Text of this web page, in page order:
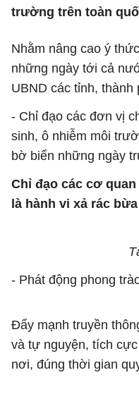
trường trên toàn
Nhằm nâng cao ý
những ngày tới cả
UBND các tỉnh,
- Chỉ đạo các đơn vị
sinh, ô nhiễm môi
bờ biển những ngày
Chỉ đạo các cơ
là hành vi xả rác
- Phát động phong
Đẩy mạnh truyền
và tự nguyện, tích
nơi, đúng thời gian